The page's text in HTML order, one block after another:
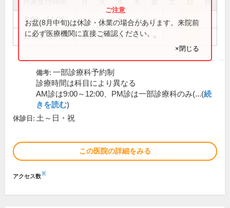
8:00～11:00 ● ● ● ● ●
12:30～15:30 ● ● ● ●
お盆(8月中旬)は休診・休業の場合があります。来院前
に必ず医療機関に直接ご確認ください。
×閉じる
備考: 一部診療科予約制
診療時間は科目により異なる
AM診は9:00～12:00、PM診は一部診療科のみ(...(続
きを読む)
休診日: 土～日・祝
この医院の詳細をみる
アクセス数※